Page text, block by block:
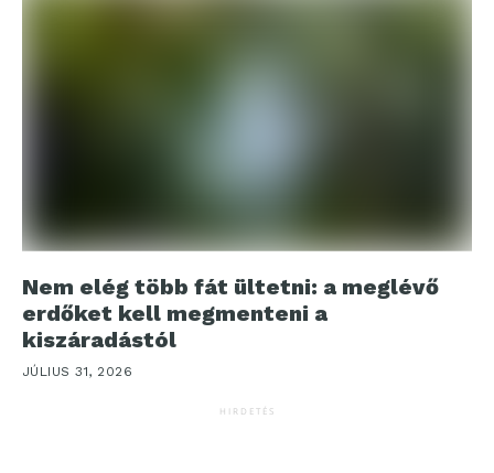
Nem elég több fát ültetni: a meglévő
erdőket kell megmenteni a
kiszáradástól
JÚLIUS 31, 2026
HIRDETÉS